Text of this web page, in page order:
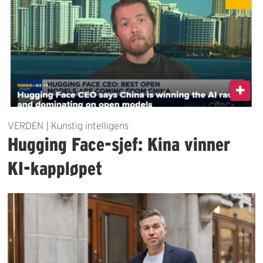
VERDEN | Kunstig intelligens
Hugging Face-sjef: Kina vinner
KI-kappløpet